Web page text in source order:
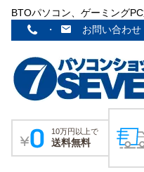
BTOパソコン、ゲーミング
・
お問い合わせ
10万円以上で
送料無料